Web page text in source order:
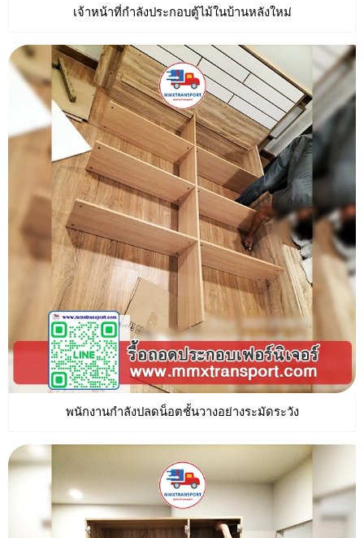
เจ้าหน้าที่กำลังประกอบตู้ไม้ในบ้านหลังใหม่
พนักงานกำลังปลดน็อตชั้นวางอย่างระมัดระวัง